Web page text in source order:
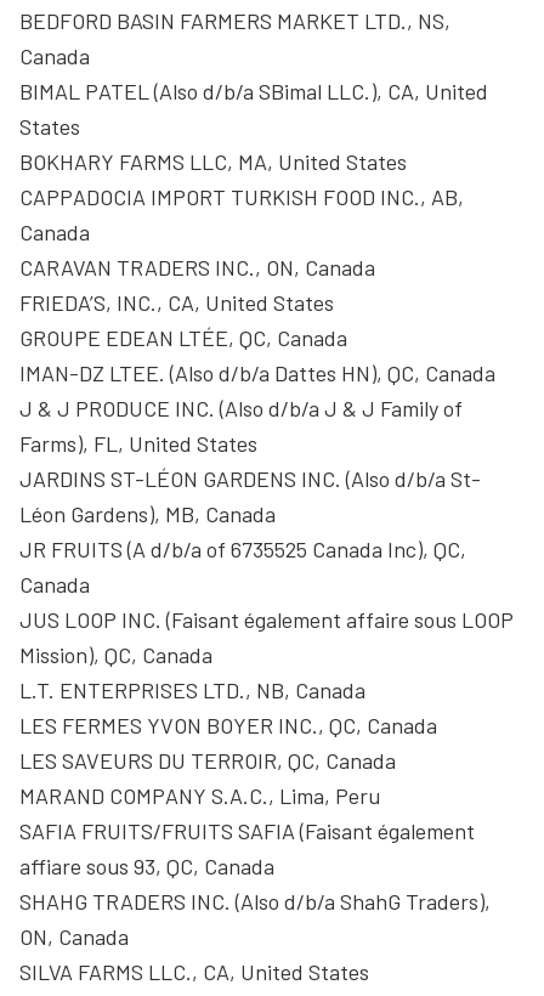
BEDFORD BASIN FARMERS MARKET LTD., NS,
Canada
BIMAL PATEL (Also d/b/a SBimal LLC.), CA, United
States
BOKHARY FARMS LLC, MA, United States
CAPPADOCIA IMPORT TURKISH FOOD INC., AB,
Canada
CARAVAN TRADERS INC., ON, Canada
FRIEDA’S, INC., CA, United States
GROUPE EDEAN LTÉE, QC, Canada
IMAN-DZ LTEE. (Also d/b/a Dattes HN), QC, Canada
J & J PRODUCE INC. (Also d/b/a J & J Family of
Farms), FL, United States
JARDINS ST-LÉON GARDENS INC. (Also d/b/a St-
Léon Gardens), MB, Canada
JR FRUITS (A d/b/a of 6735525 Canada Inc), QC,
Canada
JUS LOOP INC. (Faisant également affaire sous LOOP
Mission), QC, Canada
L.T. ENTERPRISES LTD., NB, Canada
LES FERMES YVON BOYER INC., QC, Canada
LES SAVEURS DU TERROIR, QC, Canada
MARAND COMPANY S.A.C., Lima, Peru
SAFIA FRUITS/FRUITS SAFIA (Faisant également
affiare sous 93, QC, Canada
SHAHG TRADERS INC. (Also d/b/a ShahG Traders),
ON, Canada
SILVA FARMS LLC., CA, United States